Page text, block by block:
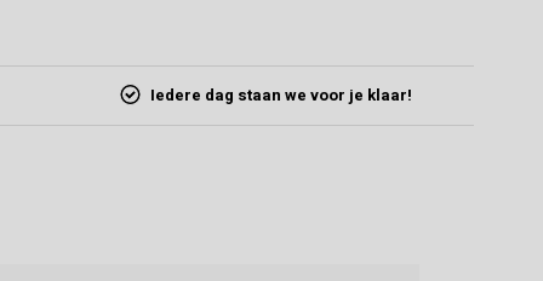
Iedere dag staan we voor je klaar!